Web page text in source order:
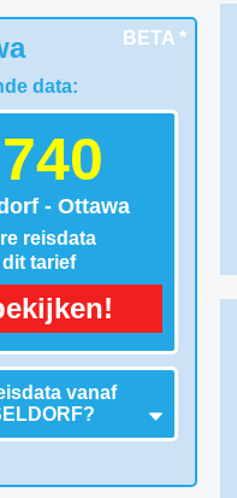
BETA *
data:
- Ottawa
reisdata
tarief
vanaf
?